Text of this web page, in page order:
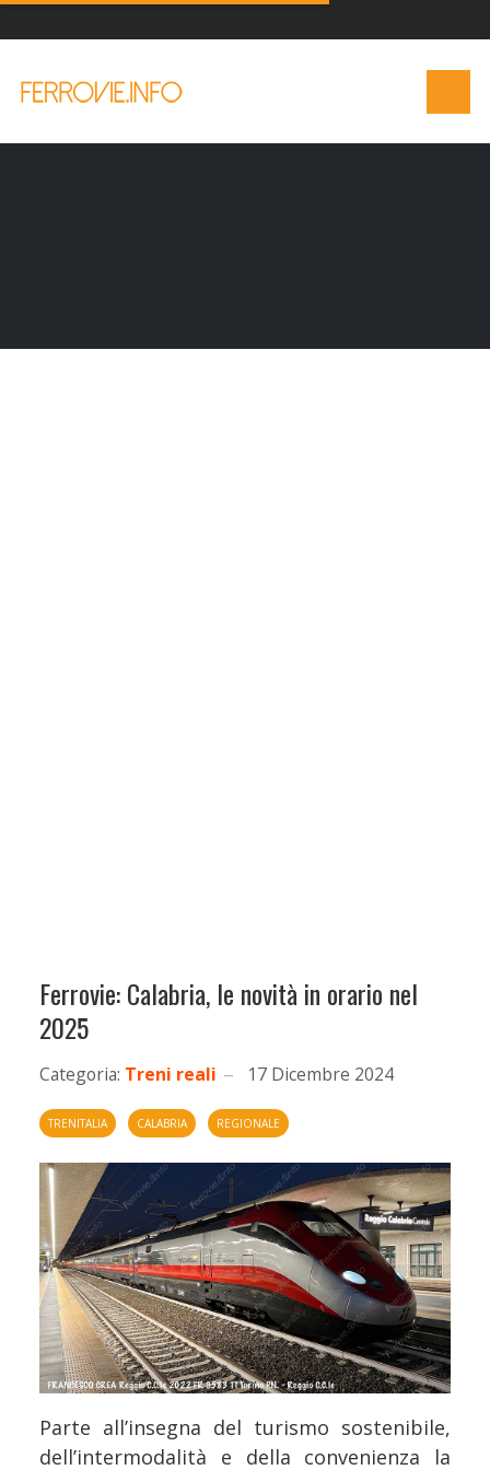
Ferrovie: Calabria, le novità in orario nel
2025
Categoria: Treni reali 17 Dicembre 2024
TRENITALIA CALABRIA REGIONALE
Parte all’insegna del turismo sostenibile,
dell’intermodalità e della convenienza la